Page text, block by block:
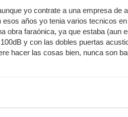
yo contrate a una empresa de
años yo tenia varios tecnicos
obra faraónica, ya que estaba (aun
y con las dobles puertas
hacer las cosas bien, nunca son